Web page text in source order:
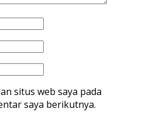
situs web saya pada
saya berikutnya.